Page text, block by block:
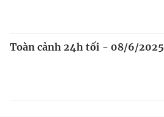
Toàn cảnh 24h tối - 08/6/2025